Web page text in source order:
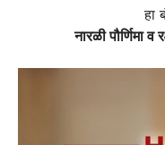
हा
नारळी पौर्णिमा व